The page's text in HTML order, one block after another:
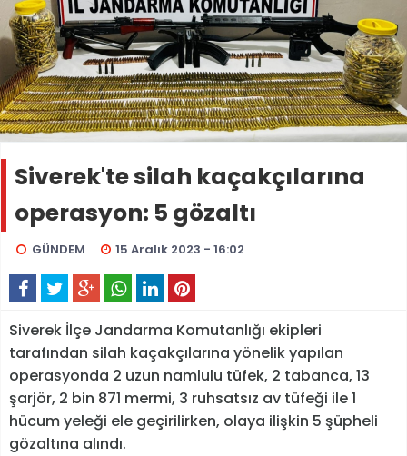
Siverek'te silah kaçakçılarına
operasyon: 5 gözaltı
GÜNDEM 15 Aralık 2023 - 16:02
Siverek İlçe Jandarma Komutanlığı ekipleri
tarafından silah kaçakçılarına yönelik yapılan
operasyonda 2 uzun namlulu tüfek, 2 tabanca, 13
şarjör, 2 bin 871 mermi, 3 ruhsatsız av tüfeği ile 1
hücum yeleği ele geçirilirken, olaya ilişkin 5 şüpheli
gözaltına alındı.